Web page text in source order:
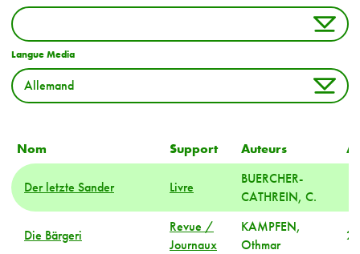
Langue Media
Nom Support Auteurs
Der letzte Sander Livre
BUERCHER-
CATHREIN, C.
Die Bärgeri
Revue /
Journaux
KAMPFEN,
Othmar